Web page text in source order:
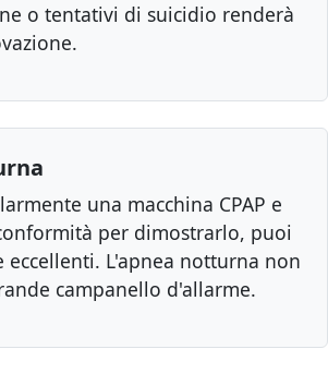
o tentativi di suicidio renderà
una macchina CPAP e
per dimostrarlo, puoi
L'apnea notturna non
campanello d'allarme.